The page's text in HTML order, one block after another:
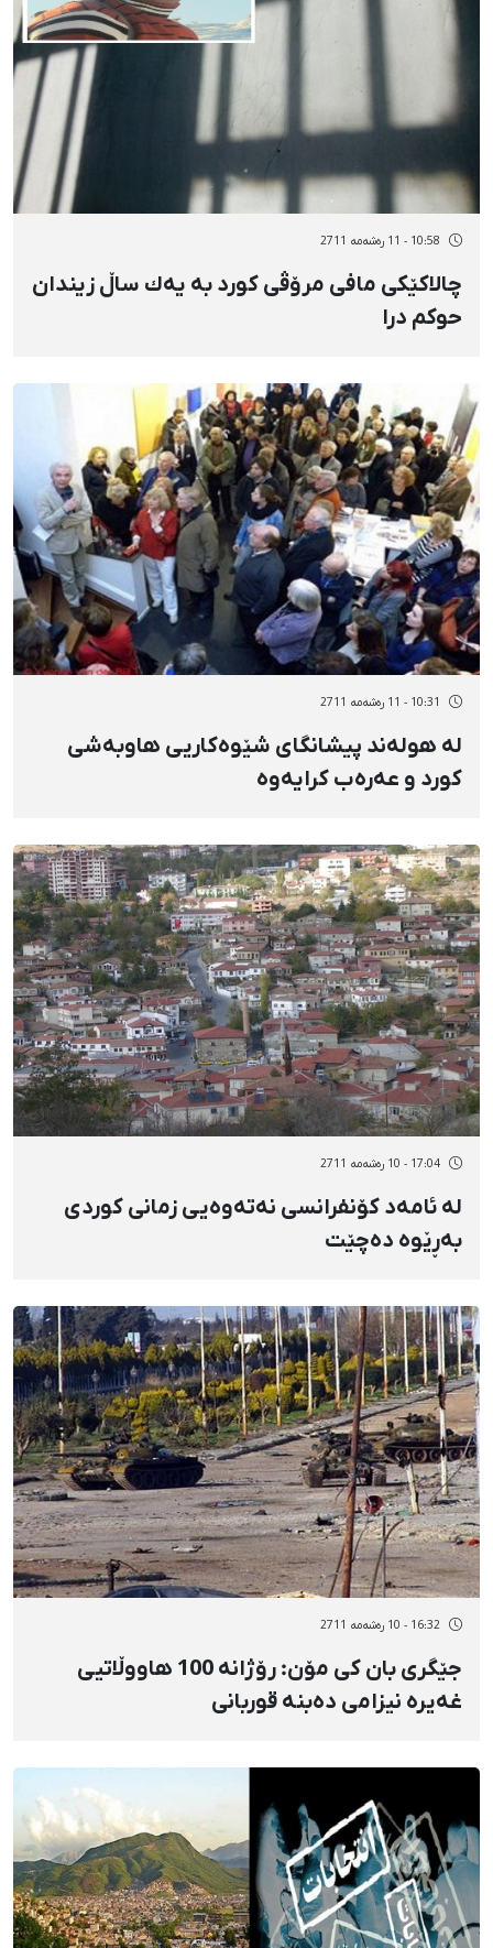
10:58 - 11 رەشەمه 2711
چالاكێكی مافی مرۆڤی كورد بە یەك ساڵ زیندان
حوكم درا
10:31 - 11 رەشەمه 2711
لە هولەند پیشانگای شێوەكاریی هاوبەشی
كورد و عەرەب كرایەوە
17:04 - 10 رەشەمه 2711
لە ئامەد كۆنفرانسی نەتەوەیی زمانی كوردی
بەڕێوە دەچێت
16:32 - 10 رەشەمه 2711
جێگری بان كی مۆن: رۆژانە 100 هاووڵاتیی
غەیرە نیزامی دەبنە قوربانی